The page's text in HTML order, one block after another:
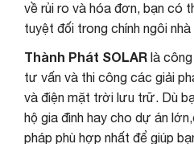
về rủi ro và hóa đơn, bạn có
tuyệt đối trong chính ngôi nhà
Thành Phát SOLAR là
tư vấn và thi công các giải
và điện mặt trời lưu trữ. Dù
hộ gia đình hay cho dự án
pháp phù hợp nhất để giúp